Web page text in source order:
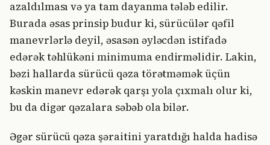
azaldılması və ya tam dayanma tələb edilir.
Burada əsas prinsip budur ki, sürücülər qəfil
manevrlərlə deyil, əsasən əyləcdən istifadə
edərək təhlükəni minimuma endirməlidir. Lakin,
bəzi hallarda sürücü qəza törətməmək üçün
kəskin manevr edərək qarşı yola çıxmalı olur ki,
bu da digər qəzalara səbəb ola bilər.
Əgər sürücü qəza şəraitini yaratdığı halda hadisə